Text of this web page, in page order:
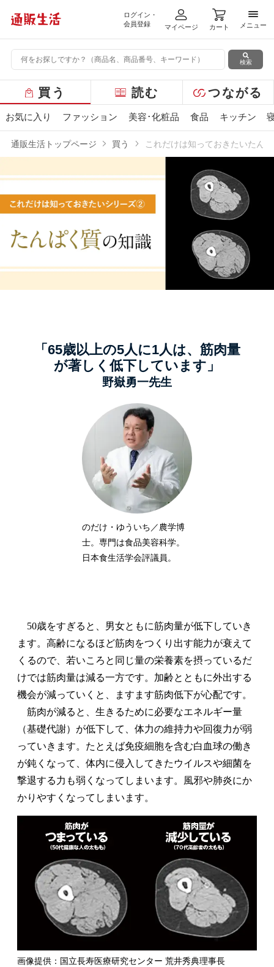
ログイン・
会員登録
マイページ カート
メニ
メニュー
検索
ー
バ
ュ
買う 読む つながる
お気に入り ファッション 美容･化粧品 食品 キッチン
通販生活トップページ 買う これだけは知っておきたいたん
「65歳以上の5人に1人は、筋肉量
が著しく低下しています」
野嶽勇一先生
のだけ・ゆういち／農学博
士。専門は食品美容科学。
日本食生活学会評議員。
50歳をすぎると、男女ともに筋肉量が低下していき
ます。高齢になるほど筋肉をつくり出す能力が衰えて
くるので、若いころと同じ量の栄養素を摂っているだ
けでは筋肉量は減る一方です。加齢とともに外出する
機会が減っていくと、ますます筋肉低下が心配です。
筋肉が減ると、生きるために必要なエネルギー量
（基礎代謝）が低下して、体力の維持力や回復力が弱
っていきます。たとえば免疫細胞を含む白血球の働き
が鈍くなって、体内に侵入してきたウイルスや細菌を
撃退する力も弱くなってしまいます。風邪や肺炎にか
かりやすくなってしまいます。
画像提供：国立長寿医療研究センター 荒井秀典理事長